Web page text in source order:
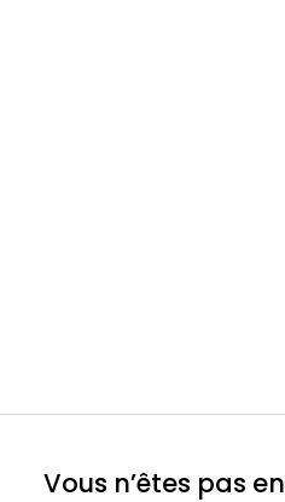
Vous n’êtes pas